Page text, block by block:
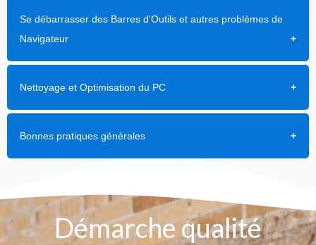
Se débarrasser des Barres d'Outils et autres problèmes de
Navigateur
Nettoyage et Optimisation du PC
Bonnes pratiques générales
Démarche qualité